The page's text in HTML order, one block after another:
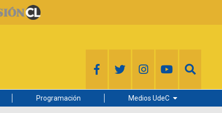
Programación Medios UdeC